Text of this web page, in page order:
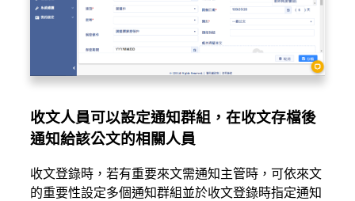
收文人員可以設定通知群組，在收文存檔後
通知給該公文的相關人員
收文登錄時，若有重要來文需通知主管時，可依來文
的重要性設定多個通知群組並於收文登錄時指定通知